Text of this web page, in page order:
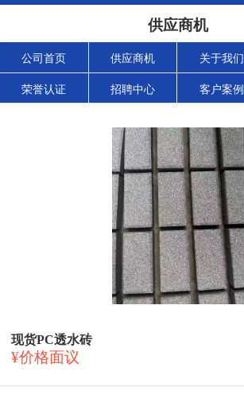
供应商机
公司首页 供应商机 关于我们
荣誉认证 招聘中心 客户案例
现货PC透水砖
¥价格面议